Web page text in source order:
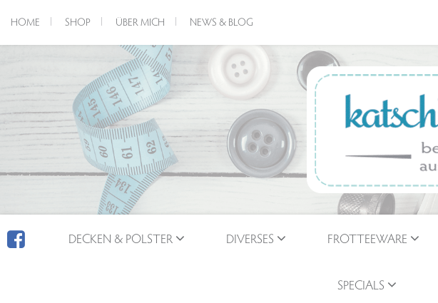
HOME SHOP ÜBER MICH NEWS & BLOG
DECKEN & POLSTER DIVERSES FROTTEEWARE
SPECIALS